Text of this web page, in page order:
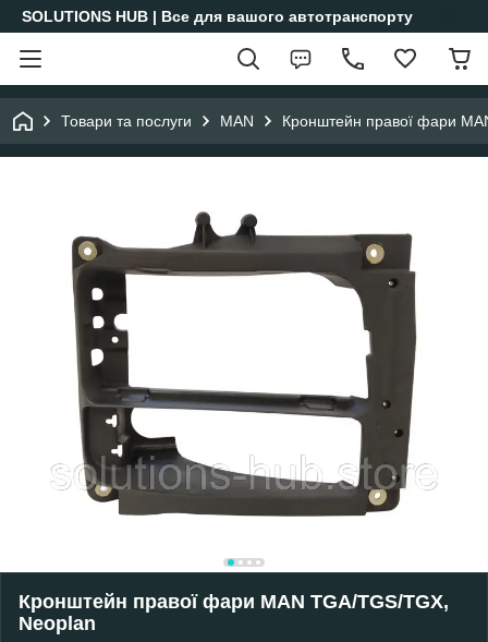
SOLUTIONS HUB | Все для вашого автотранспорту
Товари та послуги MAN Кронштейн правої фари
Кронштейн правої фари MAN TGA/TGS/TGX,
Neoplan